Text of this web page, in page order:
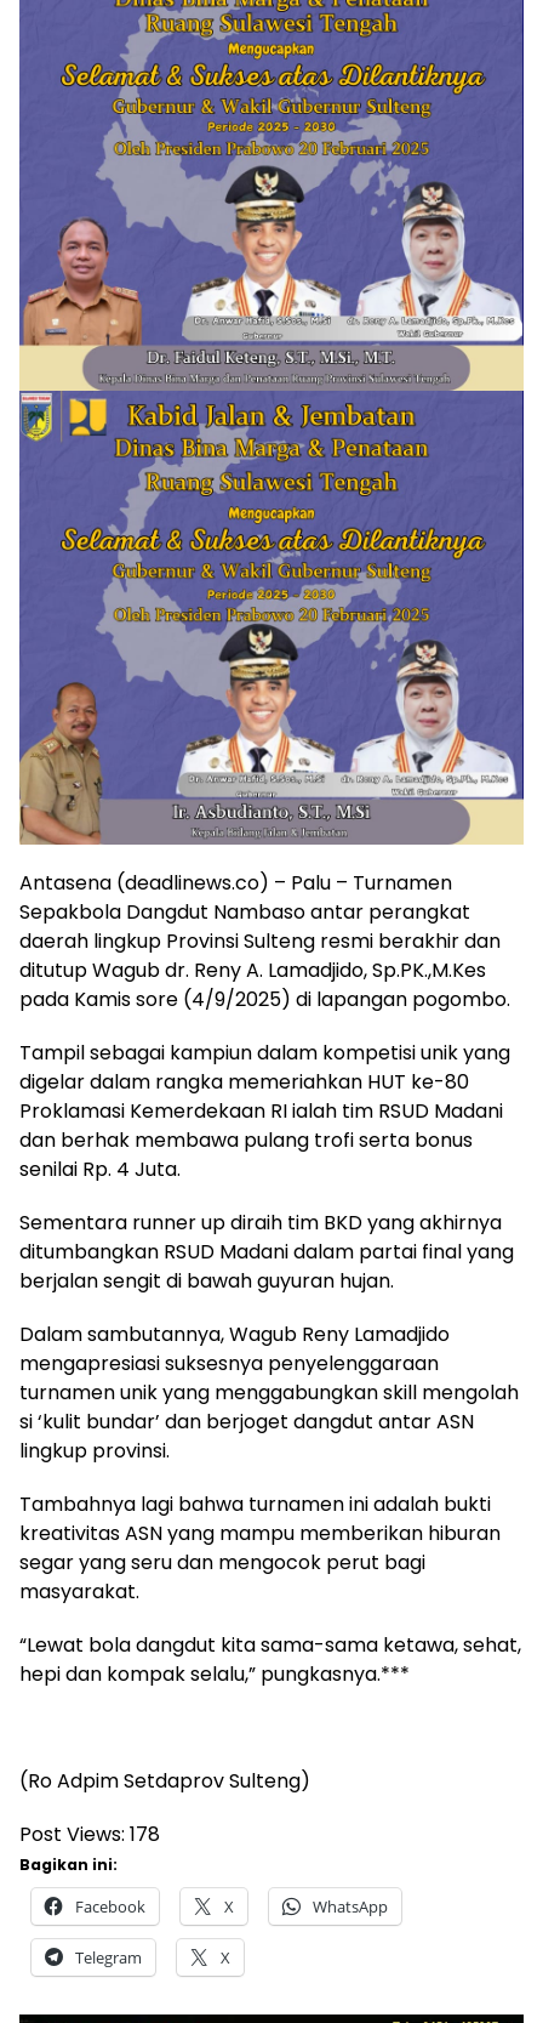
Antasena (deadlinews.co) – Palu – Turnamen
Sepakbola Dangdut Nambaso antar perangkat
daerah lingkup Provinsi Sulteng resmi berakhir dan
ditutup Wagub dr. Reny A. Lamadjido, Sp.PK.,M.Kes
pada Kamis sore (4/9/2025) di lapangan pogombo.
Tampil sebagai kampiun dalam kompetisi unik yang
digelar dalam rangka memeriahkan HUT ke-80
Proklamasi Kemerdekaan RI ialah tim RSUD Madani
dan berhak membawa pulang trofi serta bonus
senilai Rp. 4 Juta.
Sementara runner up diraih tim BKD yang akhirnya
ditumbangkan RSUD Madani dalam partai final yang
berjalan sengit di bawah guyuran hujan.
Dalam sambutannya, Wagub Reny Lamadjido
mengapresiasi suksesnya penyelenggaraan
turnamen unik yang menggabungkan skill mengolah
si ‘kulit bundar’ dan berjoget dangdut antar ASN
lingkup provinsi.
Tambahnya lagi bahwa turnamen ini adalah bukti
kreativitas ASN yang mampu memberikan hiburan
segar yang seru dan mengocok perut bagi
masyarakat.
“Lewat bola dangdut kita sama-sama ketawa, sehat,
hepi dan kompak selalu,” pungkasnya.***
(Ro Adpim Setdaprov Sulteng)
Post Views: 178
Bagikan ini:
Facebook X WhatsApp
Telegram X